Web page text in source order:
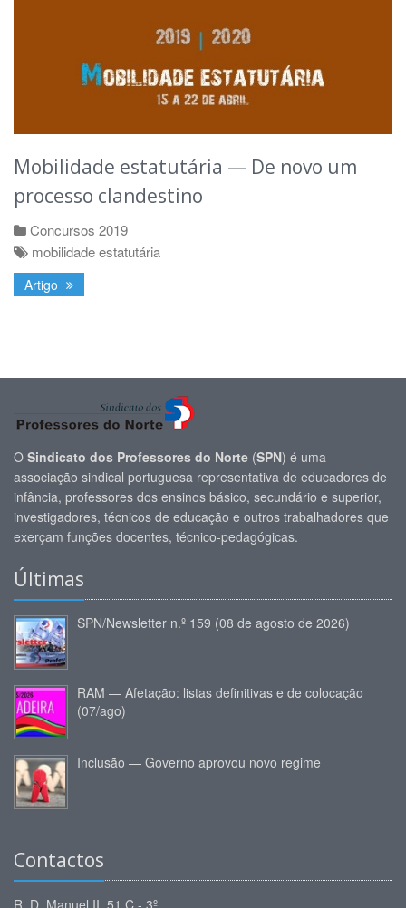
Mobilidade estatutária — De novo um
processo clandestino
Concursos 2019
mobilidade estatutária
Artigo
O Sindicato dos Professores do Norte (SPN) é uma
associação sindical portuguesa representativa de educadores de
infância, professores dos ensinos básico, secundário e superior,
investigadores, técnicos de educação e outros trabalhadores que
exerçam funções docentes, técnico-pedagógicas.
Últimas
SPN/Newsletter n.º 159 (08 de agosto de 2026)
RAM — Afetação: listas definitivas e de colocação
(07/ago)
Inclusão — Governo aprovou novo regime
Contactos